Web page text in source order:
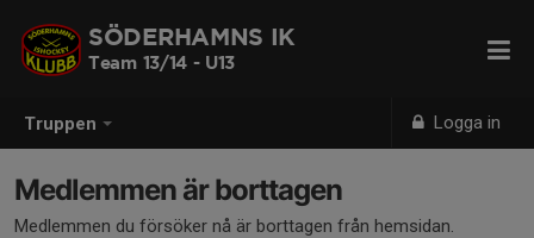
Truppen Logga in
SÖDERHAMNS IK
Team 13/14 - U13
Medlemmen är borttagen
Medlemmen du försöker nå är borttagen från hemsidan.